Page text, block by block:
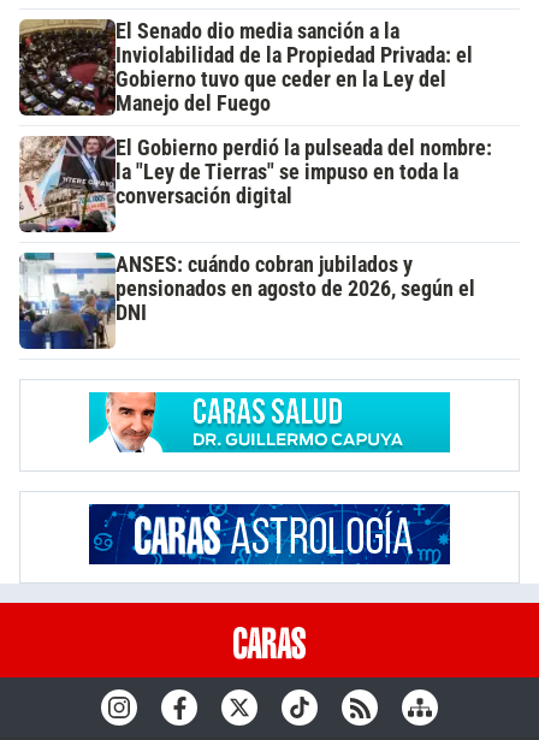
El Senado dio media sanción a la
Inviolabilidad de la Propiedad Privada: el
Gobierno tuvo que ceder en la Ley del
Manejo del Fuego
El Gobierno perdió la pulseada del nombre:
la "Ley de Tierras" se impuso en toda la
conversación digital
ANSES: cuándo cobran jubilados y
pensionados en agosto de 2026, según el
DNI